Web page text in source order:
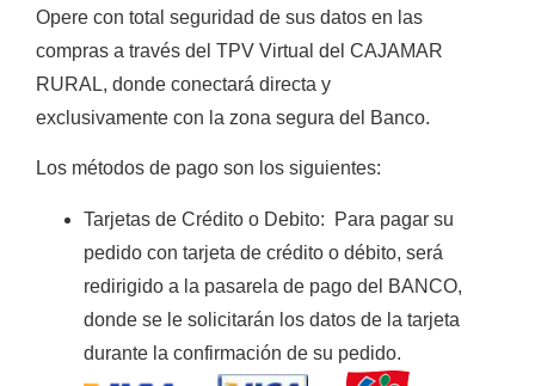
Opere con total seguridad de sus datos en las
compras a través del TPV Virtual del CAJAMAR
RURAL, donde conectará directa y
exclusivamente con la zona segura del Banco.
Los métodos de pago son los siguientes:
Tarjetas de Crédito o Debito:
Para pagar su
pedido con tarjeta de crédito o débito, será
redirigido a la pasarela de pago del BANCO,
donde se le solicitarán los datos de la tarjeta
durante la confirmación de su pedido.